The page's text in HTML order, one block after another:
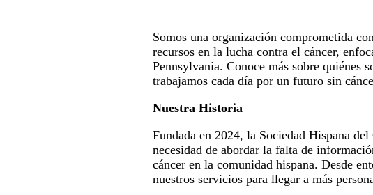
Somos una organización comprometida
recursos en la lucha contra el cáncer,
Pennsylvania. Conoce más sobre quiénes
trabajamos cada día por un futuro sin
Nuestra Historia
Fundada en 2024, la Sociedad Hispana
necesidad de abordar la falta de
cáncer en la comunidad hispana. Desde
nuestros servicios para llegar a más